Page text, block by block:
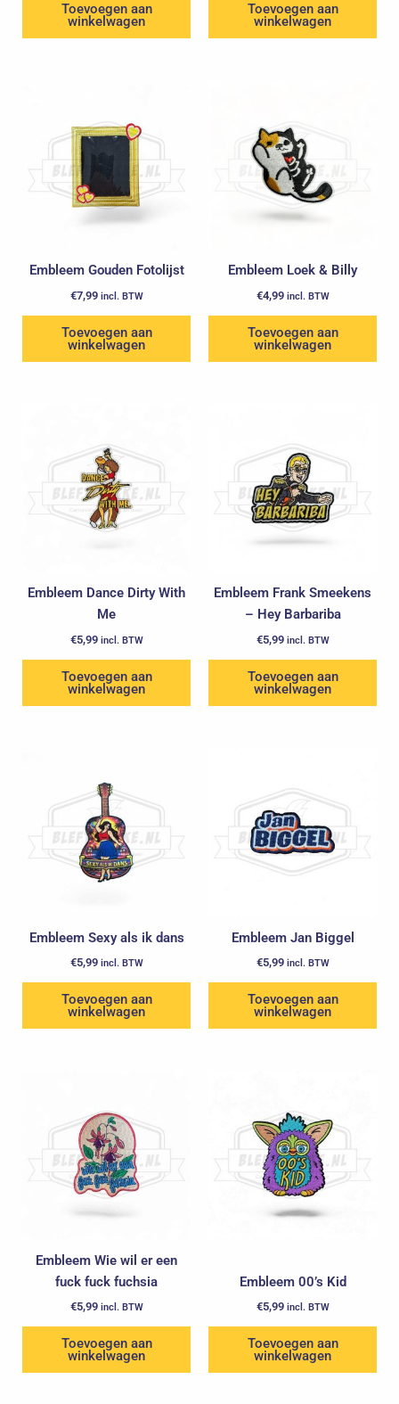
Toevoegen aan
winkelwagen
Toevoegen aan
winkelwagen
Embleem Gouden Fotolijst
€7,99 incl. BTW
Toevoegen aan
winkelwagen
Embleem Loek & Billy
€4,99 incl. BTW
Toevoegen aan
winkelwagen
Embleem Dance Dirty With
Me
€5,99 incl. BTW
Toevoegen aan
winkelwagen
Embleem Frank Smeekens
– Hey Barbariba
€5,99 incl. BTW
Toevoegen aan
winkelwagen
Embleem Sexy als ik dans
€5,99 incl. BTW
Toevoegen aan
winkelwagen
Embleem Jan Biggel
€5,99 incl. BTW
Toevoegen aan
winkelwagen
Embleem Wie wil er een
fuck fuck fuchsia
€5,99 incl. BTW
Toevoegen aan
winkelwagen
Embleem 00’s Kid
€5,99 incl. BTW
Toevoegen aan
winkelwagen